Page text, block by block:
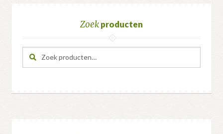
Zoekproducten
Zoeken
naar:
Zoeken